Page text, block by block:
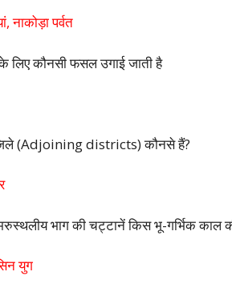
नाकोड़ा पर्वत
लिए कौनसी फसल उगाई जाती है
(Adjoining districts) कौनसे हैं?
भाग की चट्टानें किस भू-गर्भिक काल
युग